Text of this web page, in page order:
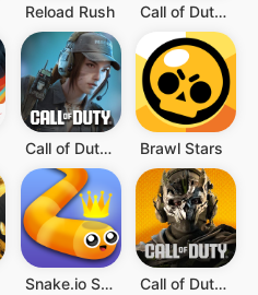
Reload Rush Call of Duty®: Mobile - Garena
Call of Duty: Mobile Saison 4 Brawl Stars
Snake.io Schlangen-.io-Spiele Call of Duty®: Warzone™ Mobile